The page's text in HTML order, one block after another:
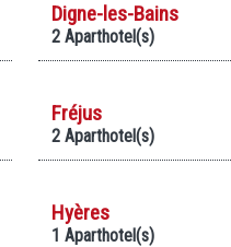
Digne-les-Bains
2 Aparthotel(s)
Fréjus
2 Aparthotel(s)
Hyères
1 Aparthotel(s)